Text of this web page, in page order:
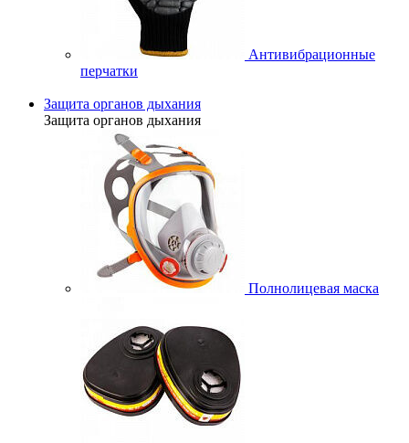
Антивибрационные
перчатки
Защита органов дыхания
Защита органов дыхания
Полнолицевая маска